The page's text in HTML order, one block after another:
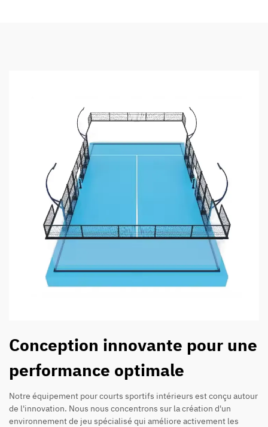
Conception innovante pour une
performance optimale
Notre équipement pour courts sportifs intérieurs est conçu autour
de l'innovation. Nous nous concentrons sur la création d'un
environnement de jeu spécialisé qui améliore activement les